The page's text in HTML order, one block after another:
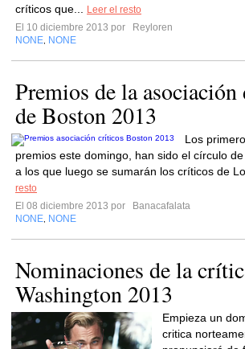
críticos que...
Leer el resto
El 10 diciembre 2013 por
Reyloren
NONE NONE
Premios de la
de Boston 2013
Los
premios este domingo, han sido el círculo de
a los que luego se sumarán los críticos de
resto
El 08 diciembre 2013 por
Banacafalata
NONE NONE
Nominaciones de la
Washington 2013
Empieza un
critica